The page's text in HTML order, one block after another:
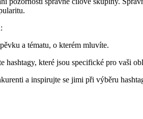
a tématu, o kterém mluvíte.
hashtagy, které jsou specifické pro vaši
a inspirujte se jimi při výběru